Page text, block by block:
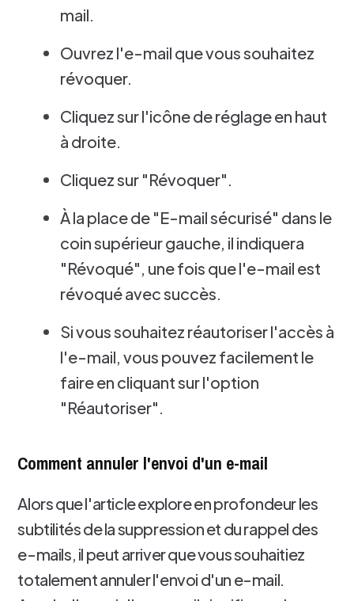
mail.
Ouvrez l'e-mail que vous souhaitez
révoquer.
Cliquez sur l'icône de réglage en haut
à droite.
Cliquez sur "Révoquer".
À la place de "E-mail sécurisé" dans le
coin supérieur gauche, il indiquera
"Révoqué", une fois que l'e-mail est
révoqué avec succès.
Si vous souhaitez réautoriser l'accès à
l'e-mail, vous pouvez facilement le
faire en cliquant sur l'option
"Réautoriser".
Comment annuler l'envoi d'un e-mail
Alors que l'article explore en profondeur les
subtilités de la suppression et du rappel des
e-mails, il peut arriver que vous souhaitiez
totalement annuler l'envoi d'un e-mail.